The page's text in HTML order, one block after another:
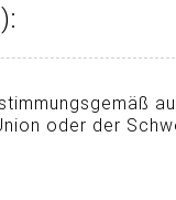
oder der